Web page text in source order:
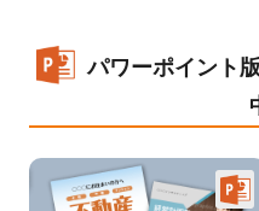
パワーポイント